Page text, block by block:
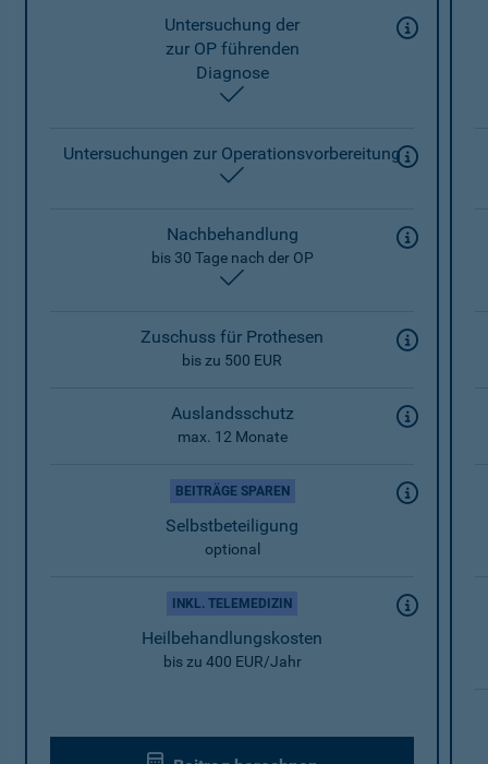
Untersuchung der
zur OP führenden
Diagnose
Untersuchungen zur Operationsvorbereitung
Nachbehandlung
bis 30 Tage nach der OP
Zuschuss für Prothesen
bis zu 500 EUR
Auslandsschutz
max. 12 Monate
BEITRÄGE SPAREN
Selbstbeteiligung
optional
INKL. TELEMEDIZIN
Heilbehandlungskosten
bis zu 400 EUR/Jahr